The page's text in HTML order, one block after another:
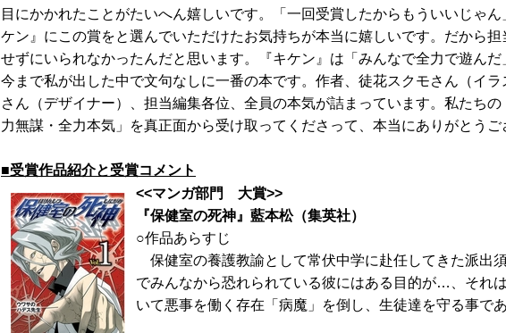
目にかかれたことがたいへん嬉しいです。「一回受賞したからもういいじゃん
ケン』にこの賞をと選んでいただけたお気持ちが本当に嬉しいです。だから担
せずにいられなかったんだと思います。『キケン』は「みんなで全力で遊んだ
今まで私が出した中で文句なしに一番の本です。作者、徒花スクモさん（イラ
さん（デザイナー）、担当編集各位、全員の本気が詰まっています。私たち
力無謀・全力本気」を真正面から受け取ってくださって、本当にありがとうご
■受賞作品紹介と受賞コメント
<<マンガ部門 大賞>>
『保健室の死神』藍本松（集英社）
○作品あらすじ
保健室の養護教諭として常伏中学に赴任してきた派出
でみんなから恐れられている彼にはある目的が…、それ
いて悪事を働く存在「病魔」を倒し、生徒達を守る事で